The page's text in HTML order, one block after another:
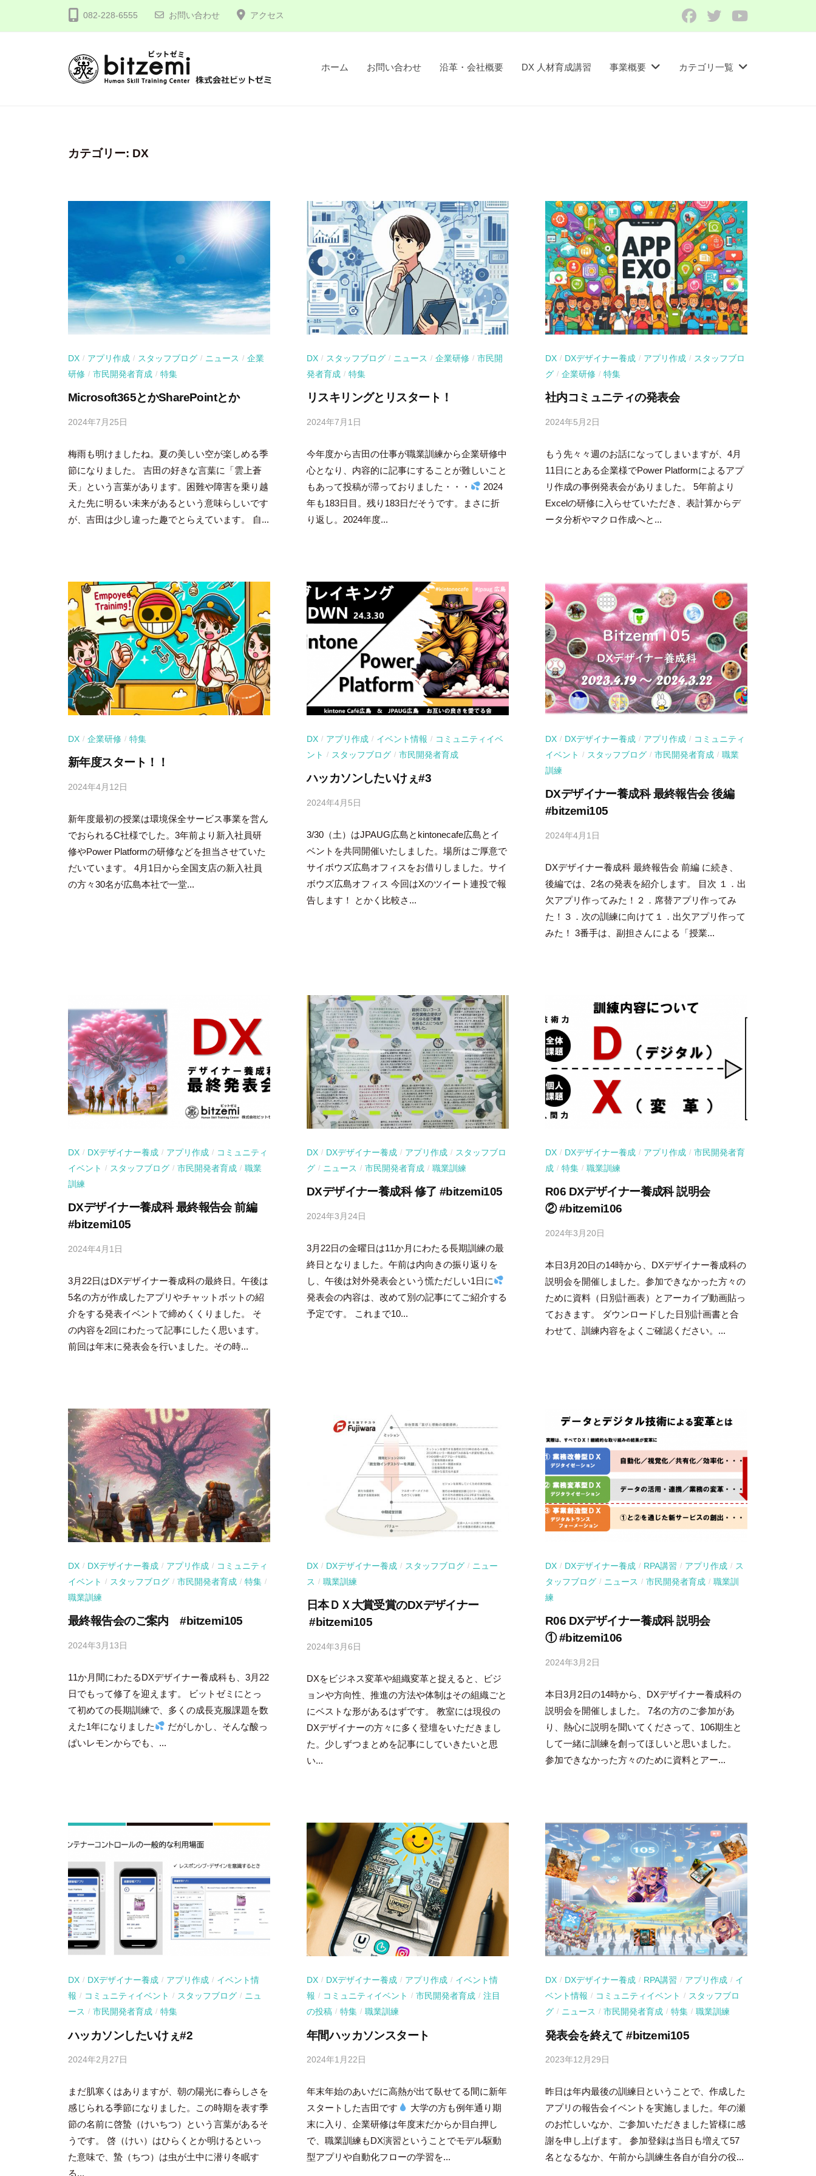
082-228-6555 お問い合わせ アクセス Facebook
TwitterYouTube
社
を
る
ホーム お問い合わせ 沿革・会社概要 DX 人材育成講習​ 事業概要 カテゴリ一覧
カテゴリー: DX
DX / アプリ作成 / スタッフブログ / ニュース / 企業
研修 / 市民開発者育成 / 特集
Microsoft365とかSharePointとか
2024年7月25日
吉
田
豪
梅雨も明けましたね。夏の美しい空が楽しめる季
節になりました。 吉田の好きな言葉に「雲上蒼
天」という言葉があります。困難や障害を乗り越
えた先に明るい未来があるという意味らしいです
が、吉田は少し違った趣でとらえています。 自...
DX / スタッフブログ / ニュース / 企業研修 / 市民開
発者育成 / 特集
リスキリングとリスタート！
2024年7月1日
吉
田
豪
今年度から吉田の仕事が職業訓練から企業研修中
心となり、内容的に記事にすることが難しいこと
もあって投稿が滞っておりました・・・
2024
年も183日目。残り183日だそうです。まさに折
り返し。2024年度...
DX / DXデザイナー養成 / アプリ作成 / スタッフブロ
グ / 企業研修 / 特集
社内コミュニティの発表会
2024年5月2日
吉
田
豪
もう先々々週のお話になってしまいますが、4月
11日にとある企業様でPower Platformによるアプ
リ作成の事例発表会がありました。 5年前より
Excelの研修に入らせていただき、表計算からデ
ータ分析やマクロ作成へと...
DX / 企業研修 / 特集
新年度スタート！！
2024年4月12日
吉
田
舞
新年度最初の授業は環境保全サービス事業を営ん
でおられるC社様でした。3年前より新入社員研
修やPower Platformの研修などを担当させていた
だいています。 4月1日から全国支店の新入社員
の方々30名が広島本社で一堂...
DX / アプリ作成 / イベント情報 / コミュニティイベ
ント
/ スタッフブログ / 市民開発者育成
ハッカソンしたいけぇ#3
2024年4月5日
吉
田
豪
3/30（土）はJPAUG広島とkintonecafe広島とイ
ベントを共同開催いたしました。場所はご厚意で
サイボウズ広島オフィスをお借りしました。サイ
ボウズ広島オフィス 今回はXのツイート連投で報
告します！ とかく比較さ...
DX / DXデザイナー養成 / アプリ作成 / コミュニティ
イベント
/ スタッフブログ / 市民開発者育成 / 職業
訓練
DXデザイナー養成科 最終報告会 後編
#bitzemi105
2024年4月1日
吉
田
豪
DXデザイナー養成科 最終報告会 前編 に続き、
後編では、2名の発表を紹介します。 目次 １．出
欠アプリ作ってみた！２．席替アプリ作ってみ
た！３．次の訓練に向けて１．出欠アプリ作って
みた！ 3番手は、副担さんによる「授業...
DX / DXデザイナー養成 / アプリ作成 / コミュニティ
イベント
/ スタッフブログ / 市民開発者育成 / 職業
訓練
DXデザイナー養成科 最終報告会 前編
#bitzemi105
2024年4月1日
吉
田
豪
3月22日はDXデザイナー養成科の最終日。午後は
5名の方が作成したアプリやチャットボットの紹
介をする発表イベントで締めくくりました。 そ
の内容を2回にわたって記事にしたく思います。
前回は年末に発表会を行いました。その時...
DX / DXデザイナー養成 / アプリ作成 / スタッフブロ
グ / ニュース / 市民開発者育成 / 職業訓練
DXデザイナー養成科 修了 #bitzemi105
2024年3月24日
吉
田
豪
3月22日の金曜日は11か月にわたる長期訓練の最
終日となりました。午前は内向きの振り返りを
し、午後は対外発表会という慌ただしい1日に
発表会の内容は、改めて別の記事にてご紹介する
予定です。 これまで10...
DX / DXデザイナー養成 / アプリ作成 / 市民開発者育
成 / 特集 / 職業訓練
R06 DXデザイナー養成科 説明会
② #bitzemi106
2024年3月20日
吉
田
豪
本日3月20日の14時から、DXデザイナー養成科の
説明会を開催しました。参加できなかった方々の
ために資料（日別計画表）とアーカイブ動画貼っ
ておきます。 ダウンロードした日別計画書と合
わせて、訓練内容をよくご確認ください。...
DX / DXデザイナー養成 / アプリ作成 / コミュニティ
イベント
/ スタッフブログ / 市民開発者育成 / 特集 /
職業訓練
最終報告会のご案内 #bitzemi105
2024年3月13日
吉
田
豪
11か月間にわたるDXデザイナー養成科も、3月22
日でもって修了を迎えます。 ビットゼミにとっ
て初めての長期訓練で、多くの成長克服課題を数
えた1年になりました
だがしかし、そんな酸っ
ぱいレモンからでも、...
DX / DXデザイナー養成 / スタッフブログ / ニュー
ス / 職業訓練
日本ＤＸ大賞受賞のDXデザイナー
#bitzemi105
2024年3月6日
吉
豪
DXをビジネス変革や組織変革と捉えると、ビジ
ョンや方向性、推進の方法や体制はその組織ごと
にベストな形があるはずです。 教室には現役の
DXデザイナーの方々に多く登壇をいただきまし
た。少しずつまとめを記事にしていきたいと思
い...
DX / DXデザイナー養成 / RPA講習 / アプリ作成 / ス
タッフブログ / ニュース / 市民開発者育成 / 職業訓
練
R06 DXデザイナー養成科 説明会
① #bitzemi106
2024年3月2日
吉
田
豪
本日3月2日の14時から、DXデザイナー養成科の
説明会を開催しました。 7名の方のご参加があ
り、熱心に説明を聞いてくださって、106期生と
して一緒に訓練を創ってほしいと思いました。
参加できなかった方々のために資料とアー...
DX / DXデザイナー養成 / アプリ作成 / イベント情
報 / コミュニティイベント / スタッフブログ / ニュ
ース / 市民開発者育成 / 特集
ハッカソンしたいけぇ#2
2024年2月27日
吉
田
豪
まだ肌寒くはありますが、朝の陽光に春らしさを
感じられる季節になりました。この時期を表す季
節の名前に啓蟄（けいちつ）という言葉があるそ
うです。 啓（けい）はひらくとか明けるといっ
た意味で、蟄（ちつ）は虫が土中に潜り冬眠す
る...
DX / DXデザイナー養成 / アプリ作成 / イベント情
報 / コミュニティイベント / 市民開発者育成 / 注目
の投稿 / 特集 / 職業訓練
年間ハッカソンスタート
2024年1月22日
吉
田
豪
年末年始のあいだに高熱が出て臥せてる間に新年
スタートした吉田です
大学の方も例年通り期
末に入り、企業研修は年度末だからか目白押し
で、職業訓練もDX演習ということでモデル駆動
型アプリや自動化フローの学習を...
DX / DXデザイナー養成 / RPA講習 / アプリ作成 / イ
ベント情報 / コミュニティイベント / スタッフブロ
グ / ニュース / 市民開発者育成 / 特集 / 職業訓練
発表会を終えて #bitzemi105
2023年12月29日
吉
田
昨日は年内最後の訓練日ということで、作成した
アプリの報告会イベントを実施しました。年の瀬
のお忙しいなか、ご参加いただきました皆様に感
謝を申し上げます。 参加登録は当日も増えて57
名となるなか、午前から訓練生各自が自分の役...
式
会
ビ
ッ